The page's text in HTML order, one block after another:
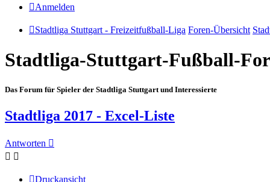
Anmelden
Stadtliga Stuttgart - Freizeitfußball-Liga Foren-Übersicht
Stadtliga-Stuttgart-Fußball-
Das Forum für Spieler der Stadtliga Stuttgart und Interessierte
Stadtliga 2017 - Excel-Liste
Antworten
Druckansicht